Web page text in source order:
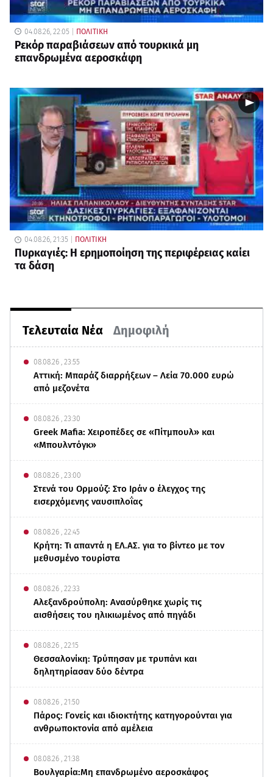
Τελευταία Νέα Δημοφιλή
08.08.26 , 23:55
Αττική: Μπαράζ διαρρήξεων – Λεία 70.000 ευρώ
από μεζονέτα
08.08.26 , 23:30
Greek Mafia: Χειροπέδες σε «Πίτμπουλ» και
«Μπουλντόγκ»
08.08.26 , 23:00
Στενά του Ορμούζ: Στο Ιράν ο έλεγχος της
εισερχόμενης ναυσιπλοΐας
08.08.26 , 22:45
Κρήτη: Τι απαντά η ΕΛ.ΑΣ. για το βίντεο με τον
μεθυσμένο τουρίστα
08.08.26 , 22:33
Αλεξανδρούπολη: Ανασύρθηκε χωρίς τις
αισθήσεις του ηλικιωμένος από πηγάδι
08.08.26 , 22:15
Θεσσαλονίκη: Τρύπησαν με τρυπάνι και
δηλητηρίασαν δύο δέντρα
08.08.26 , 21:50
Πάρος: Γονείς και ιδιοκτήτης κατηγορούνται για
ανθρωποκτονία από αμέλεια
08.08.26 , 21:38
Βουλγαρία:Μη επανδρωμένο αεροσκάφος
04.08.26, 22:05 ΠΟΛΙΤΙΚΗ
Ρεκόρ παραβιάσεων από τουρκικά μη
επανδρωμένα αεροσκάφη
04.08.26, 21:35 ΠΟΛΙΤΙΚΗ
Πυρκαγιές: Η ερημοποίηση της περιφέρειας καίει
τα δάση